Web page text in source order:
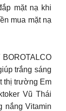
mặt nạ khi
mua mặt nạ
trắng sáng
thị trường Em
Vũ Thái
nắng Vitamin